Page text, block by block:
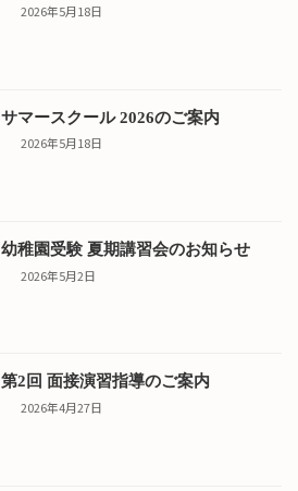
2026年5月18日
サマースクール 2026のご案内
2026年5月18日
幼稚園受験 夏期講習会のお知らせ
2026年5月2日
第2回 面接演習指導のご案内
2026年4月27日